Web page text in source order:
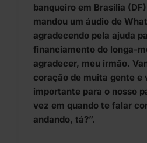
banqueiro em Brasília
mandou um áudio de
agradecendo pela ajuda
financiamento do longa-
agradecer, meu irmão.
coração de muita gente e
importante para o nosso
vez em quando te falar
andando, tá?”.